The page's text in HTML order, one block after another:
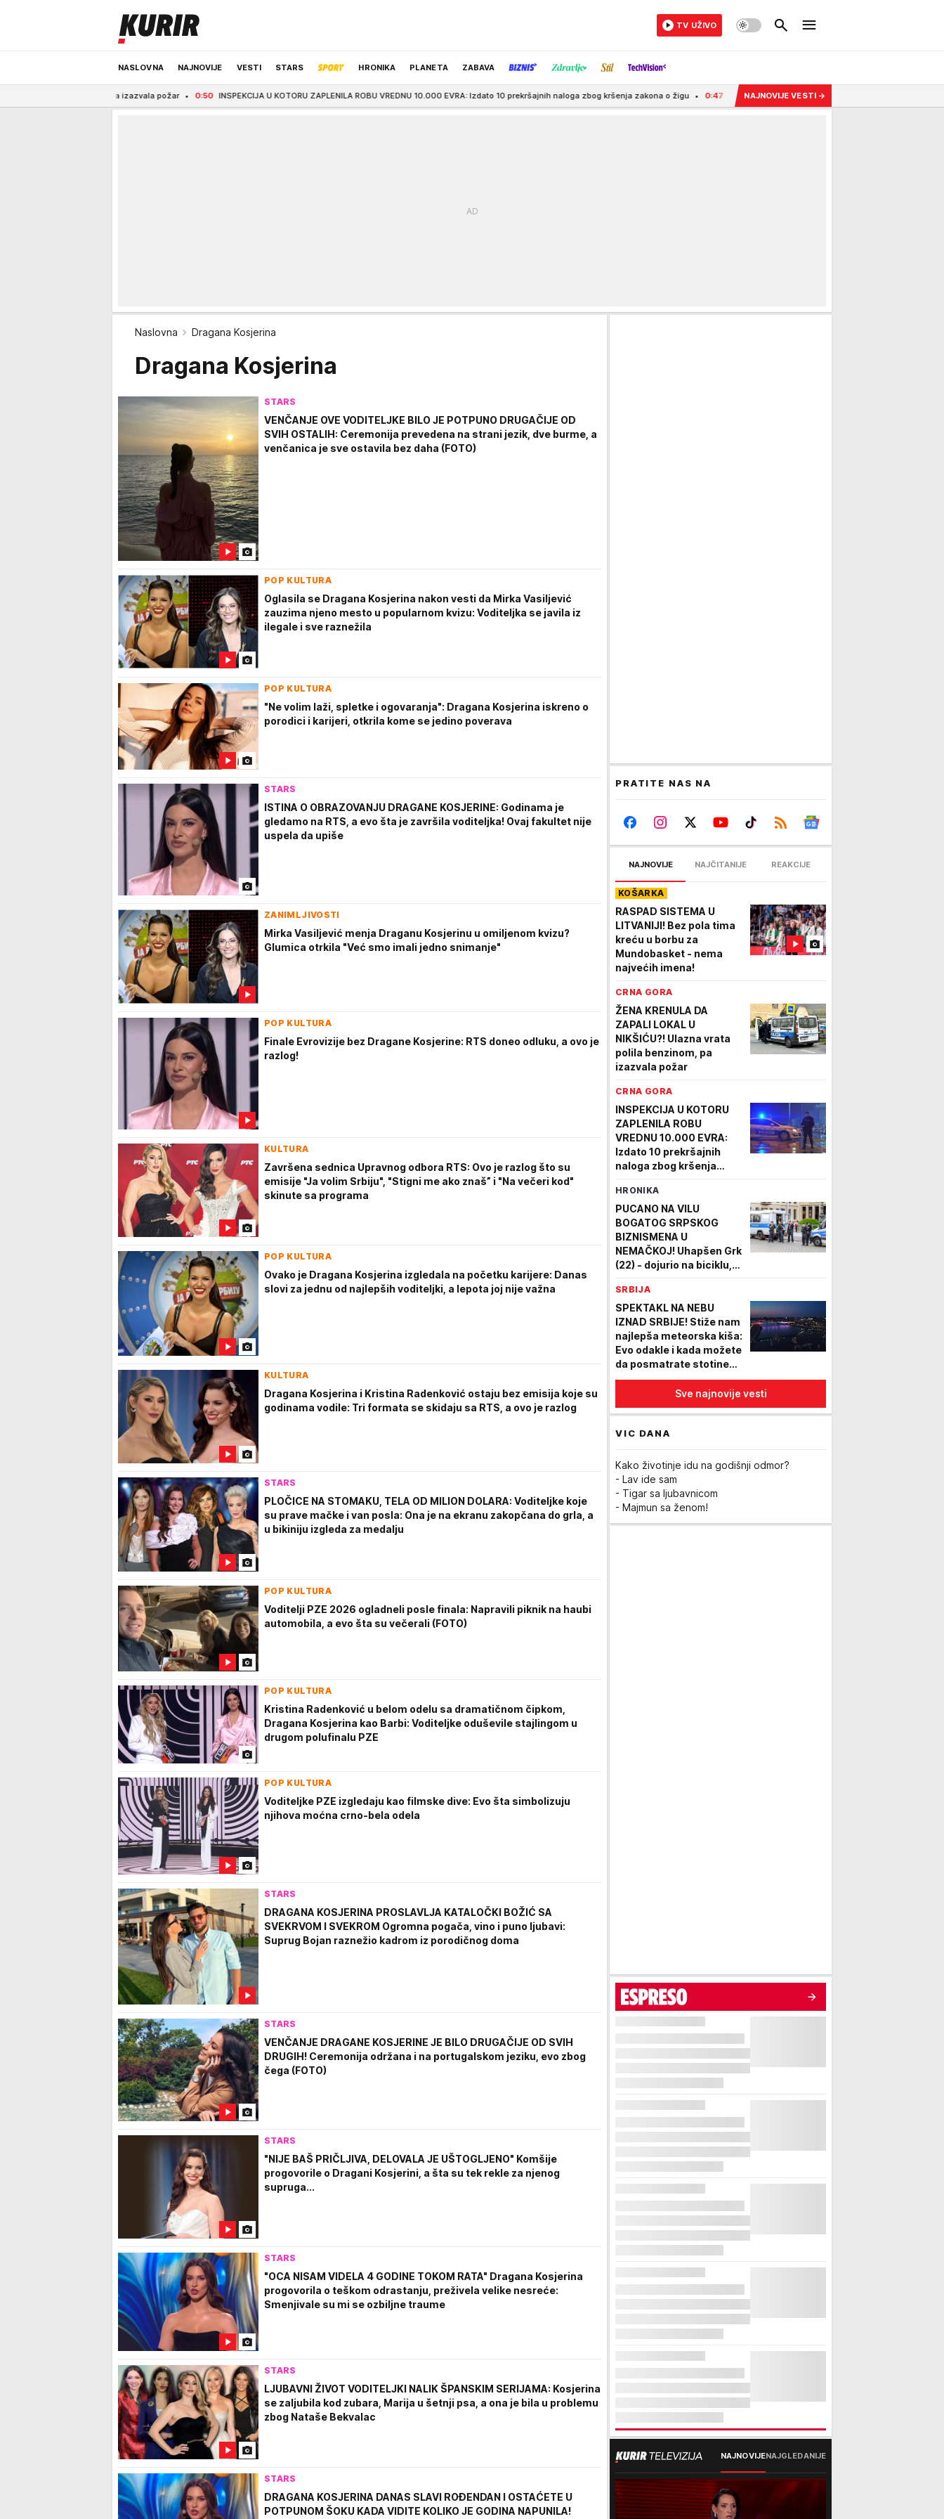
NASLOVNA NAJNOVIJE VESTI STARS HRONIKA PLANETA ZABAVA
ODRŽIVA BUDUĆNOST REGION NEWS IZBOR UREDNIKA
TV UŽIVO
0:50 INSPEKCIJA U KOTORU ZAPLENILA ROBU VREDNU 10.000 EVRA: Izdato 10 prekršajnih naloga zbog kršenja zakona o žigu 0:47 PUCANO NA VILU BOGATOG SRPSKOG BIZNISMENA U NEMAČKOJ!
NAJNOVIJE VESTI →
Naslovna Dragana Kosjerina
Dragana Kosjerina
STARS
VENČANJE OVE VODITELJKE BILO JE POTPUNO DRUGAČIJE OD
SVIH OSTALIH: Ceremonija prevedena na strani jezik, dve burme, a
venčanica je sve ostavila bez daha (FOTO)
POP KULTURA
Oglasila se Dragana Kosjerina nakon vesti da Mirka Vasiljević
zauzima njeno mesto u popularnom kvizu: Voditeljka se javila iz
ilegale i sve raznežila
POP KULTURA
"Ne volim laži, spletke i ogovaranja": Dragana Kosjerina iskreno o
porodici i karijeri, otkrila kome se jedino poverava
STARS
ISTINA O OBRAZOVANJU DRAGANE KOSJERINE: Godinama je
gledamo na RTS, a evo šta je završila voditeljka! Ovaj fakultet nije
uspela da upiše
ZANIMLJIVOSTI
Mirka Vasiljević menja Draganu Kosjerinu u omiljenom kvizu?
Glumica otrkila "Već smo imali jedno snimanje"
POP KULTURA
Finale Evrovizije bez Dragane Kosjerine: RTS doneo odluku, a ovo je
razlog!
KULTURA
Završena sednica Upravnog odbora RTS: Ovo je razlog što su
emisije "Ja volim Srbiju", "Stigni me ako znaš” i "Na večeri kod"
skinute sa programa
POP KULTURA
Ovako je Dragana Kosjerina izgledala na početku karijere: Danas
slovi za jednu od najlepših voditeljki, a lepota joj nije važna
KULTURA
Dragana Kosjerina i Kristina Radenković ostaju bez emisija koje su
godinama vodile: Tri formata se skidaju sa RTS, a ovo je razlog
STARS
PLOČICE NA STOMAKU, TELA OD MILION DOLARA: Voditeljke koje
su prave mačke i van posla: Ona je na ekranu zakopčana do grla, a
u bikiniju izgleda za medalju
POP KULTURA
Voditelji PZE 2026 ogladneli posle finala: Napravili piknik na haubi
automobila, a evo šta su večerali (FOTO)
POP KULTURA
Kristina Radenković u belom odelu sa dramatičnom čipkom,
Dragana Kosjerina kao Barbi: Voditeljke oduševile stajlingom u
drugom polufinalu PZE
POP KULTURA
Voditeljke PZE izgledaju kao filmske dive: Evo šta simbolizuju
njihova moćna crno-bela odela
STARS
DRAGANA KOSJERINA PROSLAVLJA KATALOČKI BOŽIĆ SA
SVEKRVOM I SVEKROM Ogromna pogača, vino i puno ljubavi:
Suprug Bojan raznežio kadrom iz porodičnog doma
STARS
VENČANJE DRAGANE KOSJERINE JE BILO DRUGAČIJE OD SVIH
DRUGIH! Ceremonija održana i na portugalskom jeziku, evo zbog
čega (FOTO)
STARS
"NIJE BAŠ PRIČLJIVA, DELOVALA JE UŠTOGLJENO" Komšije
progovorile o Dragani Kosjerini, a šta su tek rekle za njenog
supruga...
STARS
"OCA NISAM VIDELA 4 GODINE TOKOM RATA" Dragana Kosjerina
progovorila o teškom odrastanju, preživela velike nesreće:
Smenjivale su mi se ozbiljne traume
STARS
LJUBAVNI ŽIVOT VODITELJKI NALIK ŠPANSKIM SERIJAMA: Kosjerina
se zaljubila kod zubara, Marija u šetnji psa, a ona je bila u problemu
zbog Nataše Bekvalac
STARS
DRAGANA KOSJERINA DANAS SLAVI ROĐENDAN I OSTAĆETE U
POTPUNOM ŠOKU KADA VIDITE KOLIKO JE GODINA NAPUNILA!
PRATITE NAS NA
NAJNOVIJE NAJČITANIJE REAKCIJE
KOŠARKA
RASPAD SISTEMA U
LITVANIJI! Bez pola tima
kreću u borbu za
Mundobasket - nema
najvećih imena!
CRNA GORA
ŽENA KRENULA DA
ZAPALI LOKAL U
NIKŠIĆU?! Ulazna vrata
polila benzinom, pa
izazvala požar
CRNA GORA
INSPEKCIJA U KOTORU
ZAPLENILA ROBU
VREDNU 10.000 EVRA:
Izdato 10 prekršajnih
naloga zbog kršenja
HRONIKA
PUCANO NA VILU
BOGATOG SRPSKOG
BIZNISMENA U
NEMAČKOJ! Uhapšen Grk
(22) - dojurio na biciklu,
uhapšen
SRBIJA
SPEKTAKL NA NEBU
IZNAD SRBIJE! Stiže nam
najlepša meteorska kiša:
Evo odakle i kada možete
da posmatrate stotine
zvezda padalica
Sve najnovije vesti
VIC DANA
Kako životinje idu na godišnji odmor?
- Lav ide sam
- Tigar sa ljubavnicom
- Majmun sa ženom!
NAJNOVIJENAJGLEDANIJE